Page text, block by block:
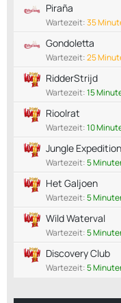
Piraña
Wartezeit:35
Gondoletta
Wartezeit:25
RidderStrijd
Wartezeit:15
Rioolrat
Wartezeit:10
Jungle Expedition
Wartezeit:5
Het Galjoen
Wartezeit:5
Wild Waterval
Wartezeit:5
Discovery Club
Wartezeit:5